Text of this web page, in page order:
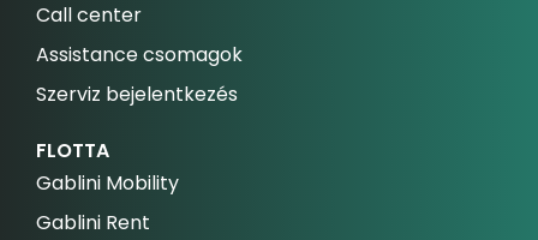
Call center
Assistance csomagok
Szerviz bejelentkezés
FLOTTA
Gablini Mobility
Gablini Rent